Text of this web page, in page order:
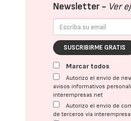
Newsletter - Ver
SUSCRIBIRME GRATIS
Marcar todos
Autorizo el envío de
avisos informativos
interempresas.net
Autorizo el envío de
de terceros vía